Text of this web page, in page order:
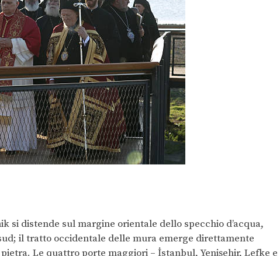
si distende sul margine orientale dello specchio d’acqua,
il tratto occidentale delle mura emerge direttamente
Le quattro porte maggiori – İstanbul, Yenişehir, Lefke e